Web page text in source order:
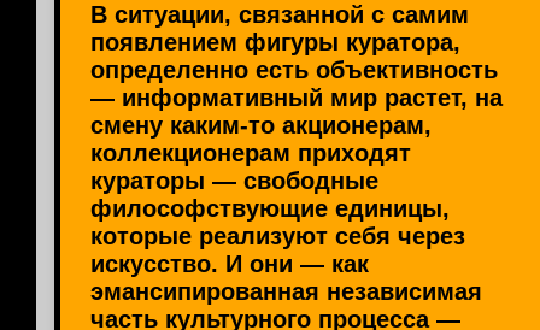
В ситуации, связанной с самим
появлением фигуры куратора,
определенно есть объективность
— информативный мир растет, на
смену каким-то акционерам,
коллекционерам приходят
кураторы — свободные
философствующие единицы,
которые реализуют себя через
искусство. И они — как
эмансипированная независимая
часть культурного процесса —